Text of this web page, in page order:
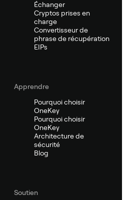
Échanger
Cryptos prises en
charge
Convertisseur de
phrase de récupération
EIPs
Apprendre
Pourquoi choisir
OneKey
Pourquoi choisir
OneKey
Architecture de
sécurité
Blog
Soutien